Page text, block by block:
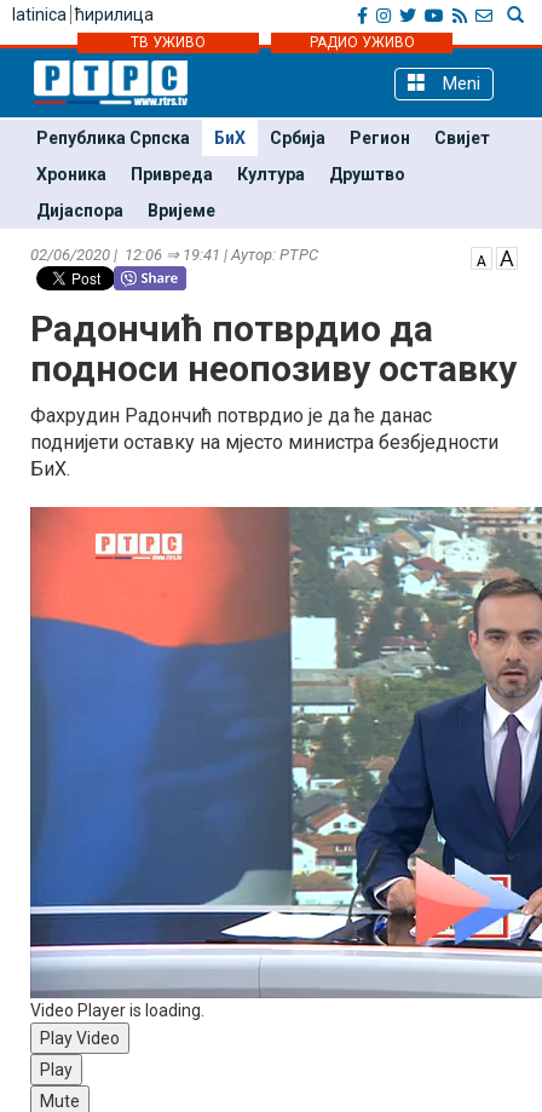
latinica ћирилица
ТВ УЖИВО РАДИО УЖИВО
Meni
Република Српска БиХ Србија Регион
Свијет
Хроника
Привреда Култура
Друштво
Дијаспора
Вријеме
02/06/2020 | 12:06 ⇒ 19:41 | Аутор: РТРС
Радончић потврдио да
подноси неопозиву оставку
Фахрудин Радончић потврдио је да ће данас
поднијети оставку на мјесто министра безбједности
БиХ.
Video Player is loading.
Play Video
Play
Mute